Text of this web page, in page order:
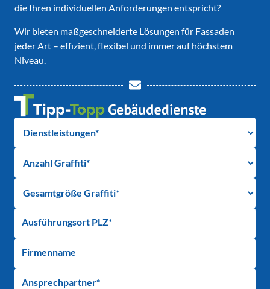
die Ihren individuellen Anforderungen entspricht?
Wir bieten maßgeschneiderte Lösungen für Fassaden
jeder Art – effizient, flexibel und immer auf höchstem
Niveau.
Ausführungsort PLZ*
Firmenname
Ansprechpartner*